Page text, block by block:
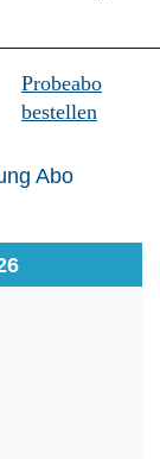
Probeabo
bestellen